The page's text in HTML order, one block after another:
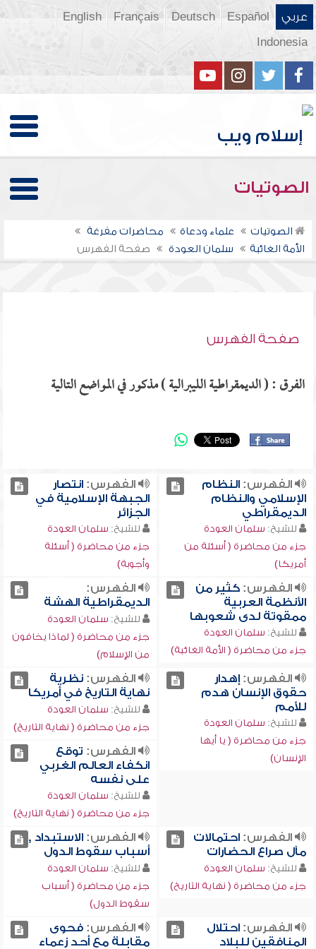
عربي Español
Deutsch
Français
English
Indonesia
الصوتيات
الصوتيات علماء ودعاة
محاضرات مفرغة
الأمة الغائبة
سلمان العودة صفحة الفهرس
صفحة الفهرس
الفرق : ( الديمقراطية الليبرالية ) مذكور في المواضع التالية
الفهرس:النظام
الإسلامي والنظام
الديمقراطي
للشيخ: سلمان العودة
جزء من محاضرة ( أسئلة من
أمريكا)
الفهرس:انتصار
الجبهة الإسلامية في
الجزائر
للشيخ: سلمان العودة
جزء من محاضرة ( أسئلة
وأجوبة)
الفهرس:كثير من
الأنظمة العربية
ممقوتة لدى شعوبها
للشيخ: سلمان العودة
جزء من محاضرة ( الأمة الغائبة)
الفهرس:
الديمقراطية الهشة
للشيخ: سلمان العودة
جزء من محاضرة ( لماذا يخافون
من الإسلام)
الفهرس:إهدار
حقوق الإنسان هدم
للأمم
للشيخ: سلمان العودة
جزء من محاضرة ( يا أيها
الإنسان)
الفهرس:نظرية
نهاية التاريخ في أمريكا
للشيخ: سلمان العودة
جزء من محاضرة ( نهاية التاريخ)
الفهرس: توقع
انكفاء العالم الغربي
على نفسه
للشيخ: سلمان العودة
جزء من محاضرة ( نهاية التاريخ)
الفهرس:احتمالات
مآل صراع الحضارات
للشيخ: سلمان العودة
جزء من محاضرة ( نهاية التاريخ)
الفهرس:الاستبداد ,
أسباب سقوط الدول
للشيخ: سلمان العودة
جزء من محاضرة ( أسباب
سقوط الدول)
الفهرس:احتلال
المنافقين للبلاد
الفهرس:فحوى
مقابلة مع أحد زعماء